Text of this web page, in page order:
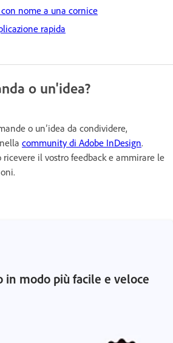
nome a una cornice
rapida
o un'idea?
o un’idea da condividere,
community di Adobe InDesign.
ricevere il vostro feedback e ammirare le
in modo più facile e veloce